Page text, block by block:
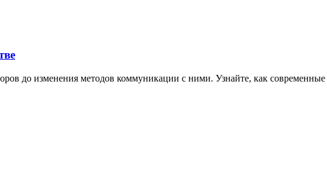
до изменения методов коммуникации с ними. Узнайте, как